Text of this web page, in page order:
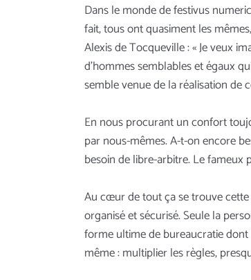
Dans le monde de festivus
fait, tous ont quasiment les
Alexis de Tocqueville : « Je veux
d'hommes semblables et égaux
semble venue de la réalisation de
En nous procurant un confort
par nous-mêmes. A-t-on encore
besoin de libre-arbitre. Le fameux
Au cœur de tout ça se trouve
organisé et sécurisé. Seule la
forme ultime de bureaucratie
même : multiplier les règles,